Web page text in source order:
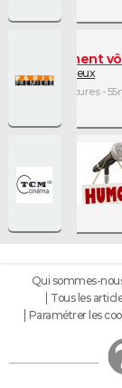
Amicalement
Entre deux feux
Série d'aventures -
Qui sommes-
Tous les
Paramétrer les